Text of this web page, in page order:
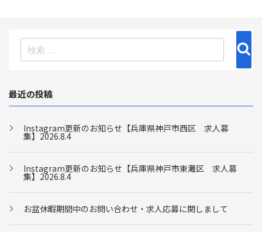
索:
最近の投稿
Instagram更新のお知らせ【兵庫県神戸市西区 求人募
集】2026.8.4
Instagram更新のお知らせ【兵庫県神戸市東灘区 求人募
集】2026.8.4
お盆休暇期間中のお問い合わせ・求人応募に関しまして